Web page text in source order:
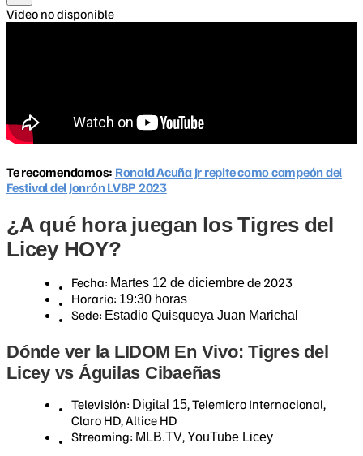
Video no disponible
Te recomendamos: Ronald Acuña Jr repite como campeón del
Festival del Jonrón LVBP 2023
¿A qué hora juegan los Tigres del
Licey HOY?
Fecha: Martes 12 de diciembrede 2023
Horario: 19:30 horas
Sede: Estadio Quisqueya Juan Marichal
Dónde ver la LIDOM En Vivo: Tigres del
Licey vs Águilas Cibaeñas
Televisión: Digital 15, Telemicro Internacional,
Claro HD, Altice HD
Streaming: MLB.TV,YouTube Licey